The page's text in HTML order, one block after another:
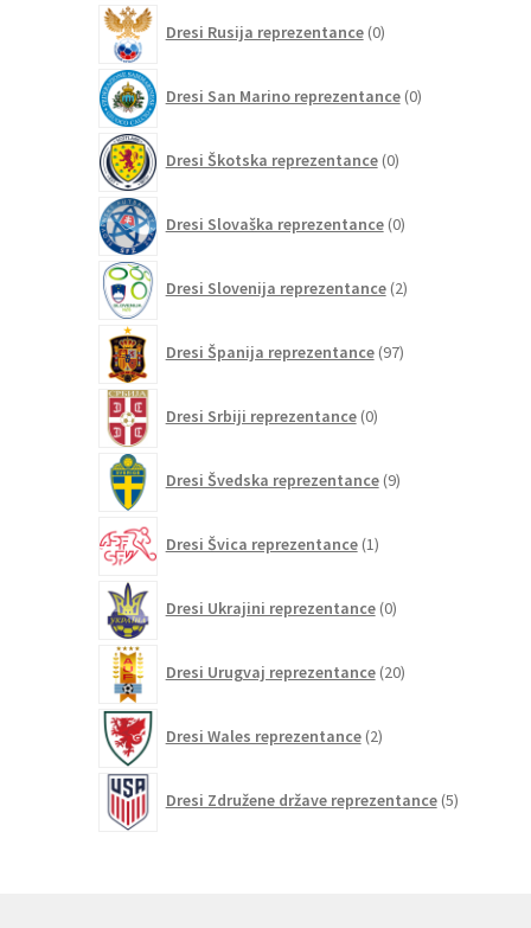
Dresi Rusija reprezentance 0izdelkov
Dresi San Marino reprezentance 0izdelkov
Dresi Škotska reprezentance 0izdelkov
Dresi Slovaška reprezentance 0izdelkov
Dresi Slovenija reprezentance 2izdelka
Dresi Španija reprezentance 97izdelkov
Dresi Srbiji reprezentance 0izdelkov
Dresi Švedska reprezentance 9izdelkov
Dresi Švica reprezentance 1izdelek
Dresi Ukrajini reprezentance 0izdelkov
Dresi Urugvaj reprezentance 20izdelkov
Dresi Wales reprezentance 2izdelka
Dresi Združene države reprezentance 5izdelkov